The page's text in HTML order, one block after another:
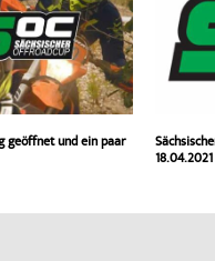
geöffnet und ein paar